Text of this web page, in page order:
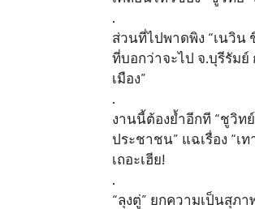
.
ส่วนที่ไปพาดพิง “เนวิน
ที่บอกว่าจะไป จ.บุรีรัม
เมือง”
.
งานนี้ต้องย้ำอีกที “ชูวิทย์
ประชาชน” แฉเรื่อง “เ
เถอะเฮีย!
.
“ลุงตู่” ยกความเป็นสุภ